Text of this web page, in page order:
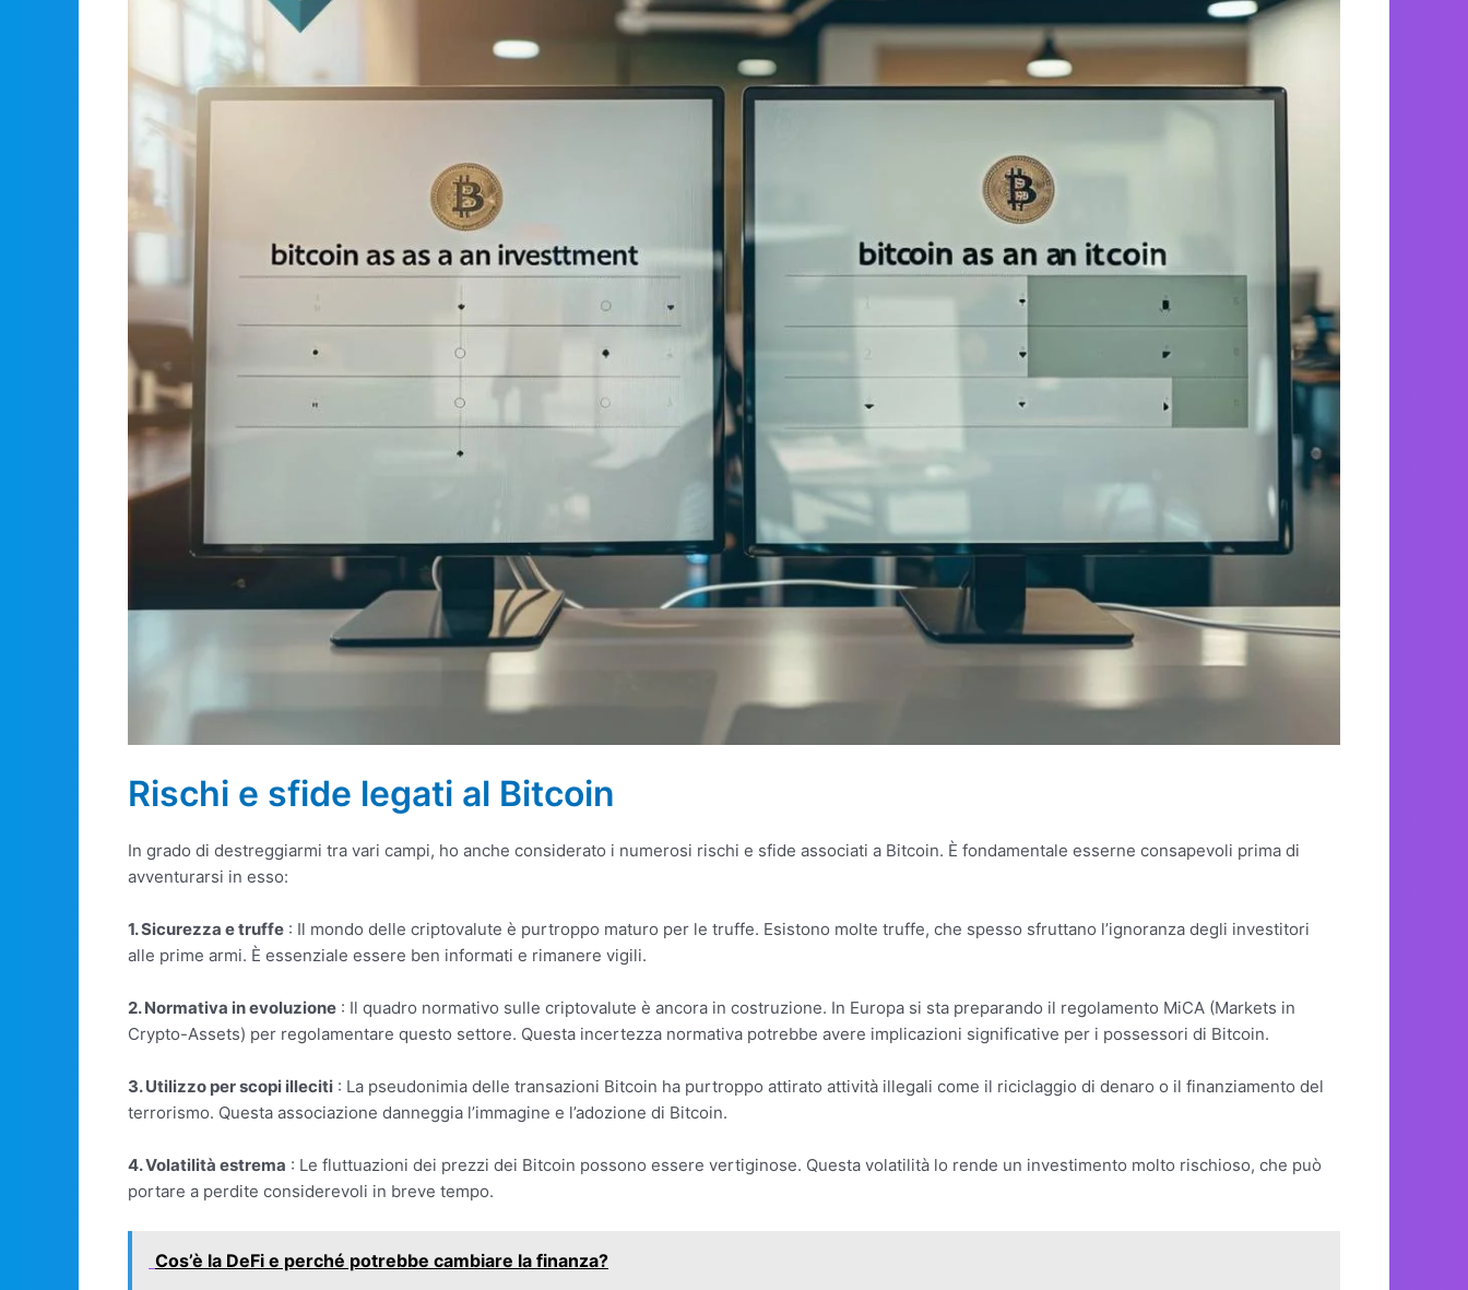
Rischi e sfide legati al Bitcoin
In grado di destreggiarmi tra vari campi, ho anche considerato i numerosi rischi e sfide associati a Bitcoin. È fondamentale esserne consapevoli prima di
avventurarsi in esso:
1. Sicurezza e truffe : Il mondo delle criptovalute è purtroppo maturo per le truffe. Esistono molte truffe, che spesso sfruttano l’ignoranza degli investitori
alle prime armi. È essenziale essere ben informati e rimanere vigili.
2. Normativa in evoluzione : Il quadro normativo sulle criptovalute è ancora in costruzione. In Europa si sta preparando il regolamento MiCA (Markets in
Crypto-Assets) per regolamentare questo settore. Questa incertezza normativa potrebbe avere implicazioni significative per i possessori di Bitcoin.
3. Utilizzo per scopi illeciti : La pseudonimia delle transazioni Bitcoin ha purtroppo attirato attività illegali come il riciclaggio di denaro o il finanziamento del
terrorismo. Questa associazione danneggia l’immagine e l’adozione di Bitcoin.
4. Volatilità estrema : Le fluttuazioni dei prezzi dei Bitcoin possono essere vertiginose. Questa volatilità lo rende un investimento molto rischioso, che può
portare a perdite considerevoli in breve tempo.
Cos’è la DeFi e perché potrebbe cambiare la finanza?